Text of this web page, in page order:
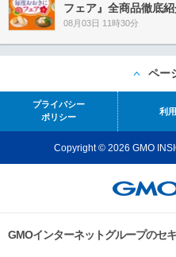
フェア』全商品徹底
08月03日 11時30分
ペー
プライバシー
ポリシー
利
Copyright © 2026 GMO
GMOインターネットグループのセ